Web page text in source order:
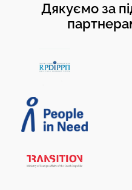
Дякуємо за